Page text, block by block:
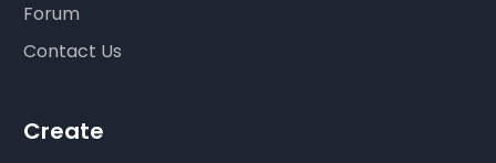
Forum
Contact Us
Create